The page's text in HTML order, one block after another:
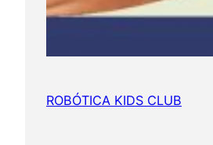
ROBÓTICA KIDS CLUB